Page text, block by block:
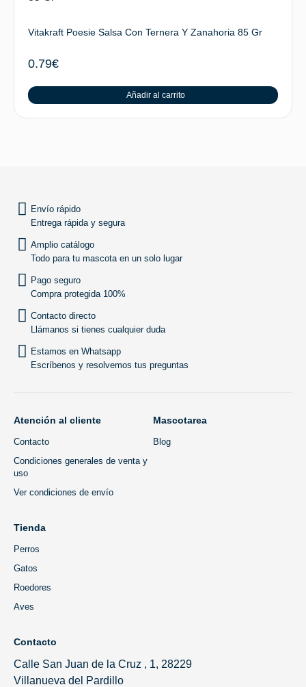
Vitakraft Poesie Salsa Con Ternera Y Zanahoria 85 Gr
0.79€
Añadir al carrito
Envío rápido
Entrega rápida y segura
Amplio catálogo
Todo para tu mascota en un solo lugar
Pago seguro
Compra protegida 100%
Contacto directo
Llámanos si tienes cualquier duda
Estamos en Whatsapp
Escríbenos y resolvemos tus preguntas
Atención al cliente
Contacto
Condiciones generales de venta y
uso
Ver condiciones de envío
Mascotarea
Blog
Tienda
Perros
Gatos
Roedores
Aves
Contacto
Calle San Juan de la Cruz , 1, 28229
Villanueva del Pardillo